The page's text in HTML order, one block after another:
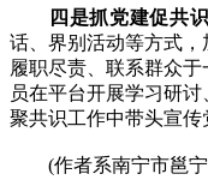
四是抓党建促共识
话、界别活动等方式，
履职尽责、联系群众
员在平台开展学习研
聚共识工作中带头宣传
(作者系南宁市邕宁